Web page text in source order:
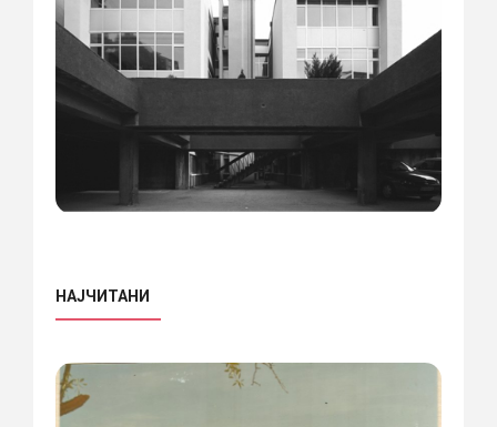
НАЈЧИТАНИ